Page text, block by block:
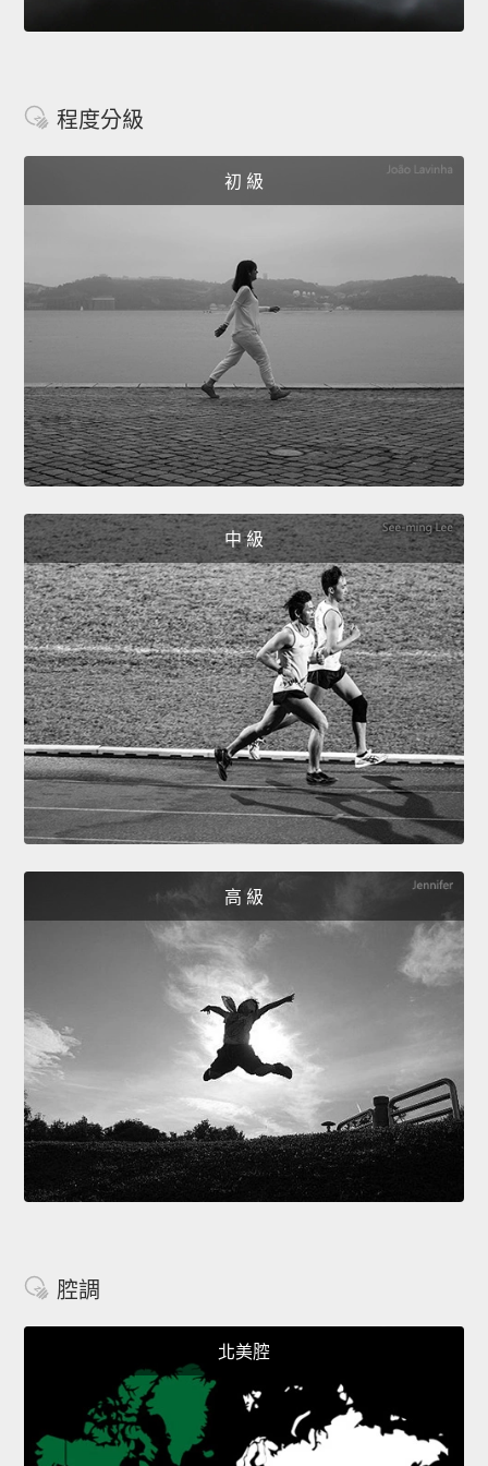
程度分級
初 級
中 級
高 級
腔調
北美腔